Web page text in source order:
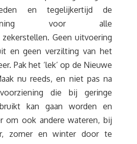
en tegelijkertijd de
voor alle
Geen uitvoering
en geen verzilting van het
Pak het ‘lek’ op de Nieuwe
nu reeds, en niet pas na
die bij geringe
kan gaan worden en
om ook andere wateren, bij
zomer en winter door te